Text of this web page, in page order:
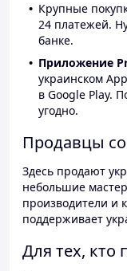
Крупные
24 платежей.
банке.
Приложение
украинском
в Google Play.
угодно.
Продавцы
Здесь продают
небольшие
производители и
поддерживает
Для тех, кто